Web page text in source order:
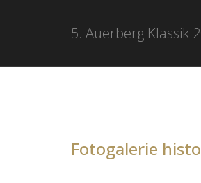
5. Auerberg Klassik
Fotogalerie